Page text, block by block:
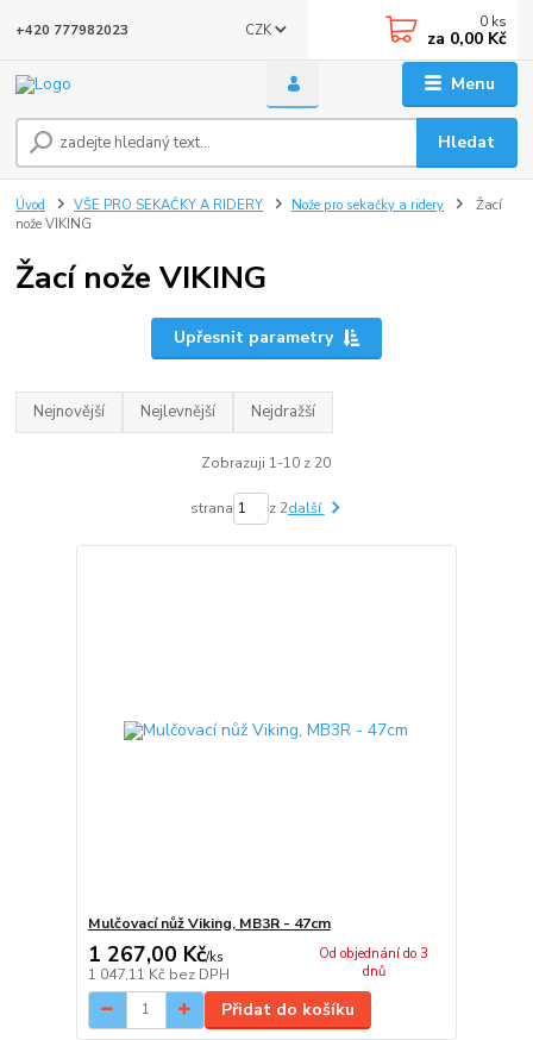
Menu
CZK
Hledat
+420 777982023 0 ks
za 0,00 Kč
Úvod VŠE PRO SEKAČKY A RIDERY Nože pro sekačky a ridery
Žací
nože VIKING
Žací nože VIKING
Upřesnit parametry
Nejnovější Nejlevnější Nejdražší
Zobrazuji 1-10 z 20
strana z 2další
Mulčovací nůž Viking, MB3R - 47cm
1 267,00 Kč/ks
1 047,11 Kč bez DPH
Od objednání do 3
dnů
Přidat do košíku